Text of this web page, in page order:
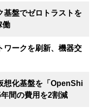
基盤でゼロトラストを
働
ワークを刷新、機器交
想化基盤を「OpenShi
間の費用を2割減